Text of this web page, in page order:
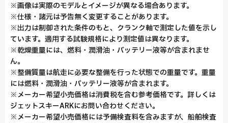
※画像は実際のモデルとイメージが異なる場合あります。
※仕様・諸元は予告無く変更することがあります。
※出力は制御された条件のもと、クランク軸で測定した値を示し
ています。適用する試験規格により測定値は異なります。
※乾燥重量には、燃料・潤滑油・バッテリー液等が含まれませ
ん。
※整備質量は航走に必要な整備を行った状態での重量です。重量
には燃料・潤滑油・バッテリー液等が含まれます。
※メーカー希望小売価格は消費税を含む参考価格です。詳しくは
ジェットスキーARKにお問い合わせください。
※メーカー希望小売価格には予備検査料を含みますが、船舶検査